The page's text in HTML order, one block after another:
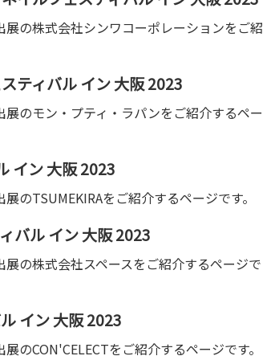
展の株式会社シンワコーポレーションをご紹
ティバル イン 大阪 2023
展のモン・プティ・ラパンをご紹介するペー
イン 大阪 2023
のTSUMEKIRAをご紹介するページです。
バル イン 大阪 2023
展の株式会社スペースをご紹介するページで
イン 大阪 2023
のCON'CELECTをご紹介するページです。